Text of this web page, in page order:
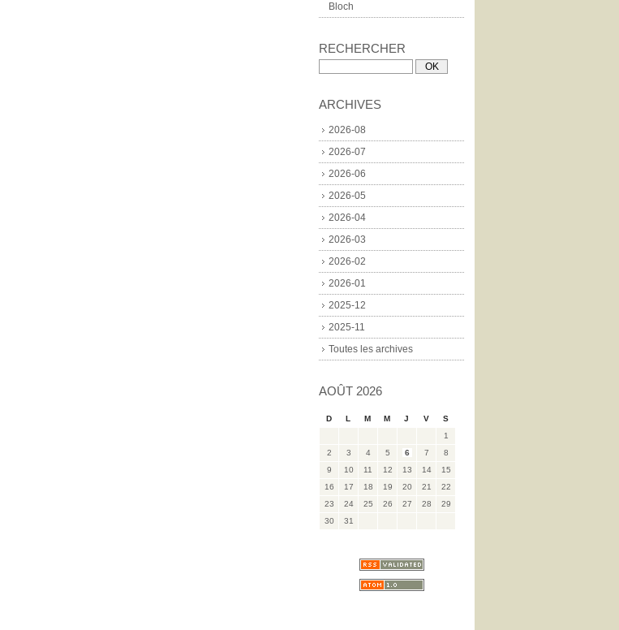
Bloch
RECHERCHER
ARCHIVES
2026-08
2026-07
2026-06
2026-05
2026-04
2026-03
2026-02
2026-01
2025-12
2025-11
Toutes les archives
AOÛT 2026
D L M M J V
S
1
2
3 4 5 6 7
8
9
10 11 12 13 14
15
16
17 18 19 20 21
22
23
24 25 26 27 28
29
30
31